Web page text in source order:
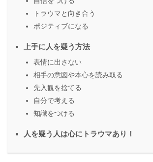
トラウマと向き合う
ポジティブになる
上手に人を疑う方法
表情に出さない
相手の意図や本心を読み取る
先入観を捨てる
自分で考える
知識をつける
人を疑う人は心にトラウマあり！